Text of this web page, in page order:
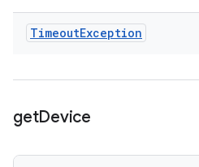
TimeoutException
getDevice